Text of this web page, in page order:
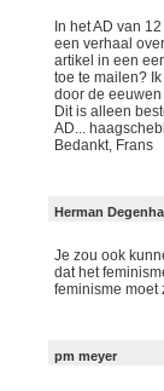
In het AD van
een verhaal
artikel in een
toe te mailen?
door de eeuwen
Dit is alleen
AD...
Bedankt, Frans
Herman
Je zou ook
dat het
feminisme moet
pm meyer